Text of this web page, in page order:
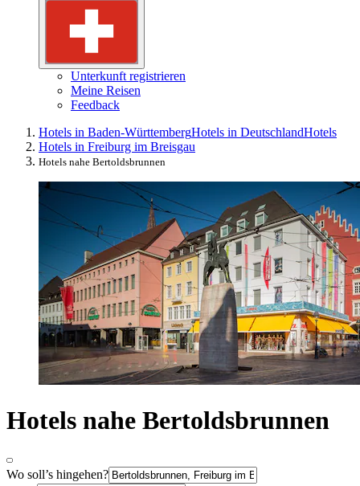
Unterkunft registrieren
Meine Reisen
Feedback
Hotels in Baden-WürttembergHotels in DeutschlandHotels
Hotels in Freiburg im Breisgau
Hotels nahe Bertoldsbrunnen
Hotels nahe Bertoldsbrunnen
Wo soll’s hingehen?